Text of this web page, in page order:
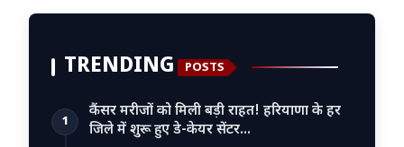
TRENDING POSTS
1
कैंसर मरीजों को मिली बड़ी राहत! हरियाणा के हर
जिले में शुरू हुए डे-केयर सेंटर…